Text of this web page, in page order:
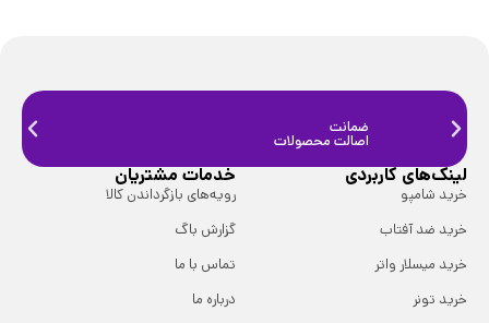
ضمانت
اصالت محصولات
لینک‌های کاربردی
خرید شامپو
خرید ضد آفتاب
خرید میسلار واتر
خرید تونر
خدمات مشتریان
رویه‌های بازگرداندن کالا
گزارش باگ
تماس با ما
درباره ما